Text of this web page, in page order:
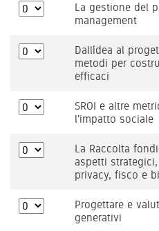
La gestione del
management
Dall’idea al
metodi per
efficaci
SROI e altre
l'impatto sociale
La Raccolta
aspetti
privacy, fisco e
Progettare e
generativi